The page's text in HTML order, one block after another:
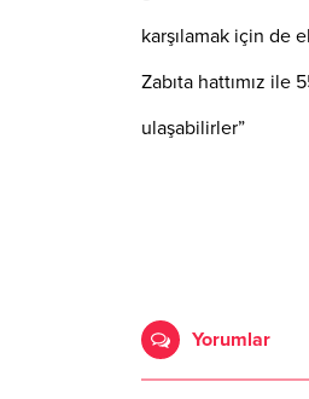
karşılamak için de
Zabıta hattımız ile
ulaşabilirler”
Yorumlar